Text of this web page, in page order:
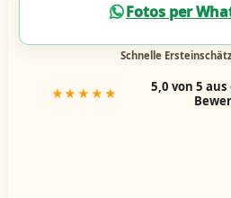
Fotos per
Schnelle
★★★★★
5,0 von 5